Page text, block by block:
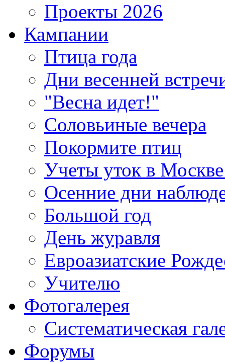
Проекты 2026
Кампании
Птица года
Дни весенней
"Весна идет!"
Соловьиные вечера
Покормите птиц
Учеты уток в
Осенние дни
Большой год
День журавля
Евроазиатские
Учителю
Фотогалерея
Систематическая
Форумы